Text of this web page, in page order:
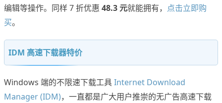
编辑等操作。同样 7 折优惠 48.3 元就能拥有， 点击立即购
买。
IDM 高速下载器特价
Windows 端的不限速下载工具Internet Download
Manager (IDM)，一直都是广大用户推崇的无广告高速下载